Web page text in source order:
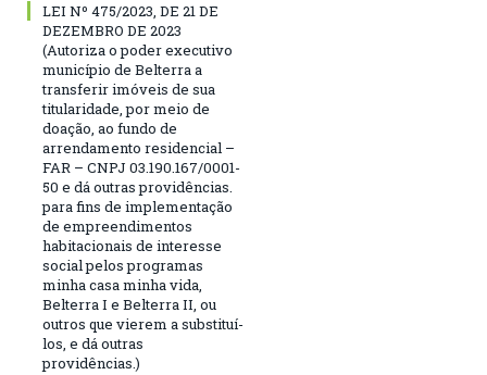
LEI Nº 475/2023, DE 21 DE
DEZEMBRO DE 2023
(Autoriza o poder executivo
município de Belterra a
transferir imóveis de sua
titularidade, por meio de
doação, ao fundo de
arrendamento residencial –
FAR – CNPJ 03.190.167/0001-
50 e dá outras providências.
para fins de implementação
de empreendimentos
habitacionais de interesse
social pelos programas
minha casa minha vida,
Belterra I e Belterra II, ou
outros que vierem a substituí-
los, e dá outras
providências.)